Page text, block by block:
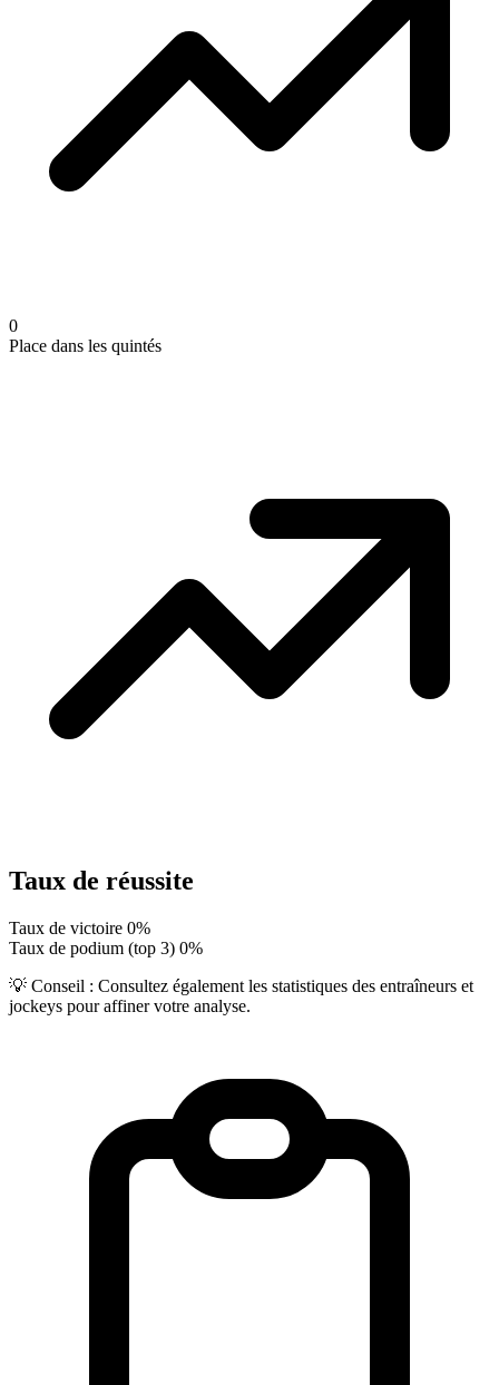
0
Place dans les quintés
Taux de réussite
Taux de victoire 0%
Taux de podium (top 3) 0%
💡 Conseil : Consultez également les statistiques des entraîneurs et
jockeys pour affiner votre analyse.